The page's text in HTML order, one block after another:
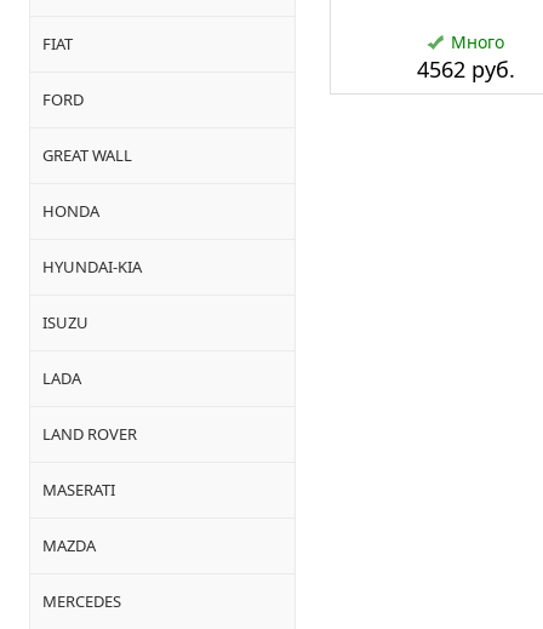
FIAT
FORD
GREAT WALL
HONDA
HYUNDAI-KIA
ISUZU
LADA
LAND ROVER
MASERATI
MAZDA
MERCEDES
Много
4562 руб.